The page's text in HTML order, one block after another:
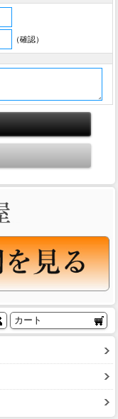
（確認）
カート